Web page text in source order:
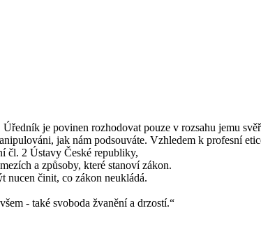
je povinen rozhodovat pouze v rozsahu jemu
jak nám podsouváte. Vzhledem k profesní
čl. 2 Ústavy České republiky,
a způsoby, které stanoví zákon.
nucen činit, co zákon neukládá.
- také svoboda žvanění a drzostí.“